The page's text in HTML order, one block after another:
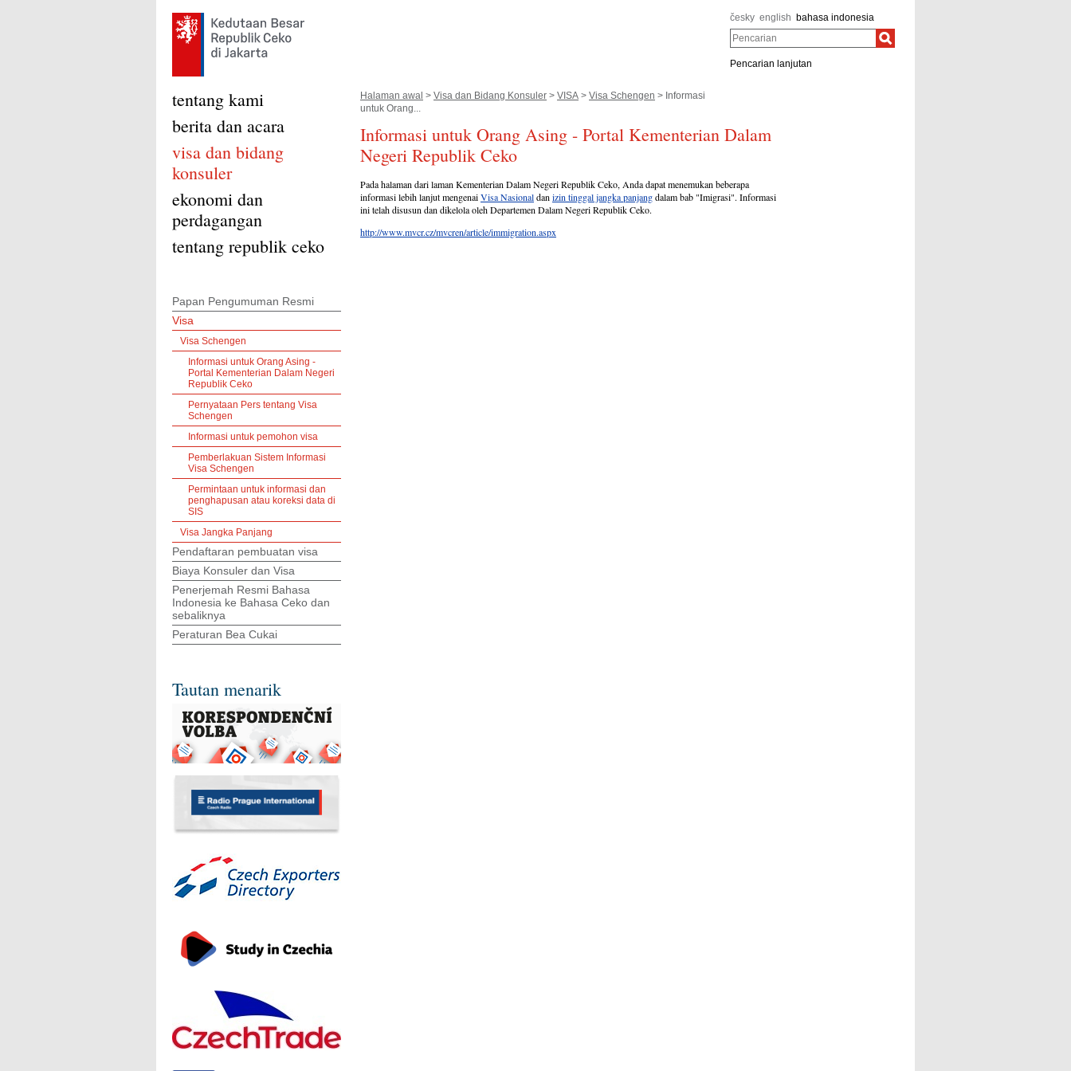
česky english bahasa indonesia
Pencarian
Pencarian lanjutan
Halaman awal > Visa dan Bidang Konsuler > VISA > Visa Schengen > Informasi
untuk Orang...
Informasi untuk Orang Asing - Portal Kementerian Dalam
Negeri Republik Ceko
Pada halaman dari laman Kementerian Dalam Negeri Republik Ceko, Anda dapat menemukan beberapa
informasi lebih lanjut mengenaiVisa Nasionaldanizin tinggal jangka panjangdalam bab "Imigrasi". Informasi
ini telah disusun dan dikelola oleh Departemen Dalam Negeri Republik Ceko.
http://www.mvcr.cz/mvcren/article/immigration.aspx
tentang kami
berita dan acara
visa dan bidang
konsuler
ekonomi dan
perdagangan
tentang republik ceko
Papan Pengumuman Resmi
Visa
Visa Schengen
Informasi untuk Orang Asing -
Portal Kementerian Dalam Negeri
Republik Ceko
Pernyataan Pers tentang Visa
Schengen
Informasi untuk pemohon visa
Pemberlakuan Sistem Informasi
Visa Schengen
Permintaan untuk informasi dan
penghapusan atau koreksi data di
SIS
Visa Jangka Panjang
Pendaftaran pembuatan visa
Biaya Konsuler dan Visa
Penerjemah Resmi Bahasa
Indonesia ke Bahasa Ceko dan
sebaliknya
Peraturan Bea Cukai
Tautan menarik